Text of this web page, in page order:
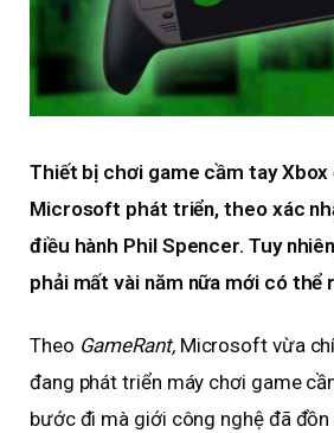
Thiết bị chơi game cầm tay
Microsoft phát triển, theo xác
điều hành Phil Spencer. Tuy
phải mất vài năm nữa mới có thể
Theo GameRant,Microsoft vừa
đang phát triển máy chơi game
bước đi mà giới công nghệ đã